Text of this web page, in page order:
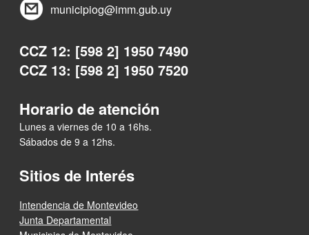
municipiog@imm.gub.uy
CCZ 12: [598 2] 1950 7490
CCZ 13: [598 2] 1950 7520
Horario de atención
Lunes a viernes de 10 a 16hs.
Sábados de 9 a 12hs.
Sitios de Interés
Intendencia de Montevideo
Junta Departamental